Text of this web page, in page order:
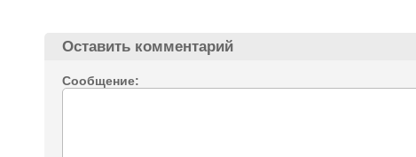
Оставить комментарий
Сообщение: